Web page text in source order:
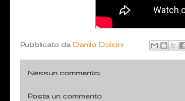
Pubblicato da Danilo Dolcini
Nessun commento:
Posta un commento